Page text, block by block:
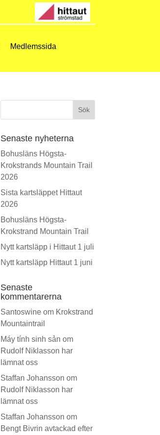
Medlemssida
Sök
Senaste nyheterna
Bohusläns Högsta-
Krokstrands Mountain Trail
2026
Sista kartsläppet Hittaut
2026
Bohusläns Högsta-
Krokstrand Mountain Trail
Nytt kartsläpp i Hittaut 1 juli
Nytt kartsläpp Hittaut 1 juni
Senaste
kommentarerna
Santoswine om Krokstrand
Mountaintrail
Máy tính sinh sản om
Rudolf Niklasson har
lämnat oss
Staffan Johansson om
Rudolf Niklasson har
lämnat oss
Staffan Johansson om
Bengt Bivrin avtackad efter